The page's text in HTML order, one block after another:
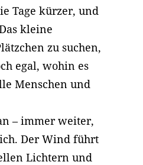
Tage kürzer, und
kleine
zu suchen,
egal, wohin es
Menschen und
– immer weiter,
Der Wind führt
Lichtern und